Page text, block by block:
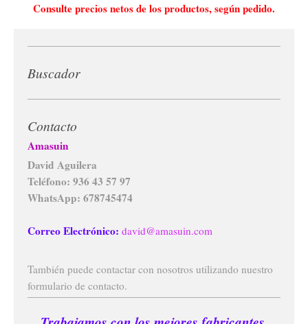
Consulte precios netos de los productos, según pedido.
Buscador
Contacto
Amasuin
David Aguilera
Teléfono: 936 43 57 97
WhatsApp: 678745474
Correo Electrónico: david@amasuin.com
También puede contactar con nosotros utilizando nuestro
formulario de contacto.